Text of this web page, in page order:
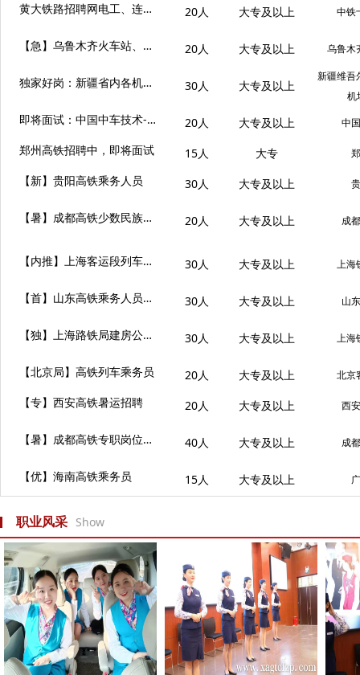
黄大铁路招聘网电工、连结员、线路工岗位 20人 大专及以上 中铁
【急】乌鲁木齐火车站、吐鲁番火车站招聘客运员 20人 大专及以上 乌鲁木
独家好岗：新疆省内各机场安检员招聘中 30人 大专及以上
新疆维吾
机
即将面试：中国中车技术-就近安排 20人 大专及以上 中
郑州高铁招聘中，即将面试 15人 大专
【新】贵阳高铁乘务人员 30人 大专及以上
【暑】成都高铁少数民族招聘 20人 大专及以上 成
【内推】上海客运段列车乘务员 30人 大专及以上 上海
【首】山东高铁乘务人员26年首招开启 30人 大专及以上 山
【独】上海路铁‬局建房‬公寓段招聘 30人 大专及以上 上海
【北京局】高铁列车乘务员 20人 大专及以上 北京
【专】西安高铁暑运招聘 20人 大专及以上 西
【暑】成都高铁专职岗位招聘中 40人 大专及以上 成
【优】海南高铁乘务员 15人 大专及以上
职业风采 Show